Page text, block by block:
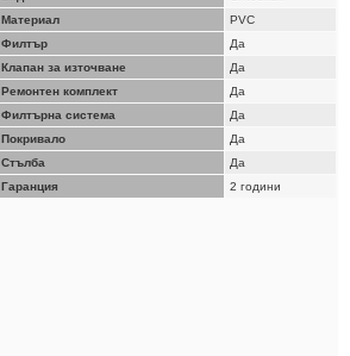
Материал
PVC
Филтър
Да
Клапан за източване
Да
Ремонтен комплект
Да
Филтърна система
Да
Покривало
Да
Стълба
Да
Гаранция
2 години